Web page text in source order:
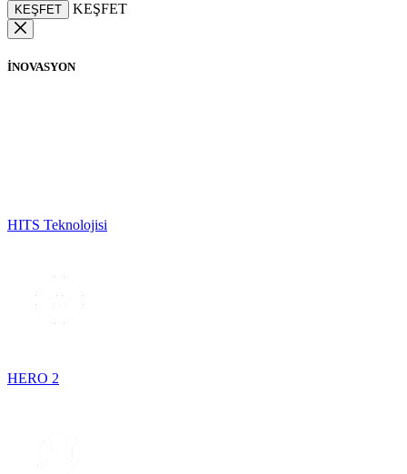
KEŞFET KEŞFET
İNOVASYON
HITS Teknolojisi
HERO 2